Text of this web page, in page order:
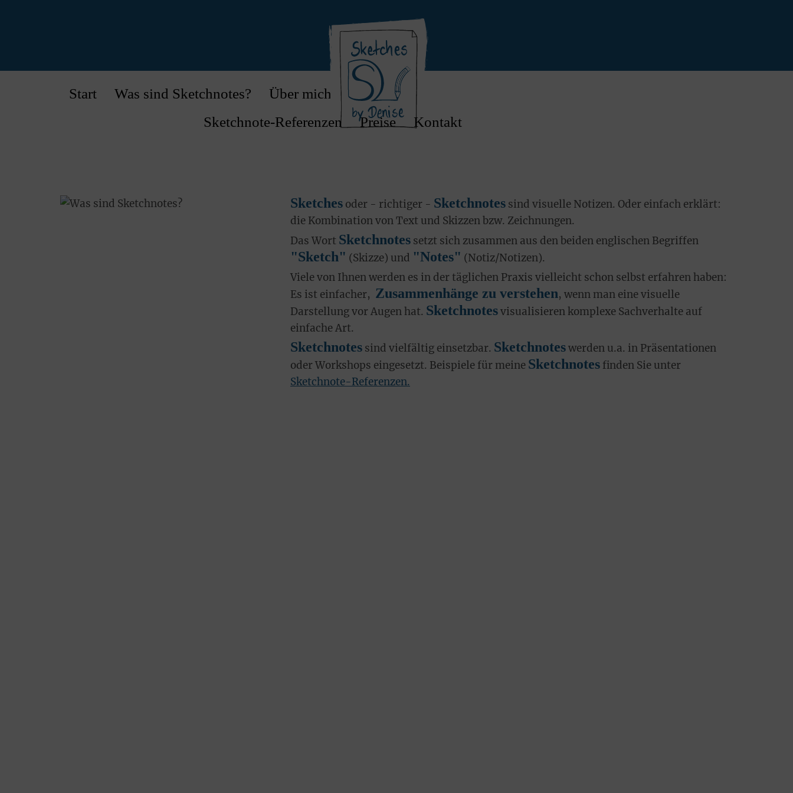
Start Was sind Sketchnotes?
Über mich
Sketchnote-Referenzen
Preise Kontakt
Sketches oder - richtiger - Sketchnotes sind visuelle Notizen. Oder einfach erklärt:
die Kombination von Text und Skizzen bzw. Zeichnungen.
Das Wort Sketchnotes setzt sich zusammen aus den beiden englischen Begriffen
"Sketch" (Skizze) und "Notes" (Notiz/Notizen).
Viele von Ihnen werden es in der täglichen Praxis vielleicht schon selbst erfahren haben:
Es ist einfacher, Zusammenhänge zu verstehen, wenn man eine visuelle
Darstellung vor Augen hat. Sketchnotesvisualisieren komplexe Sachverhalte auf
einfache Art.
Sketchnotes sind vielfältig einsetzbar. Sketchnoteswerden u.a. in Präsentationen
oder Workshops eingesetzt. Beispiele für meine Sketchnotes finden Sie unter
Sketchnote-Referenzen.